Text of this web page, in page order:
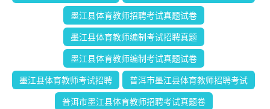
墨江县体育教师招聘考试真题试卷
墨江县体育教师编制考试招聘真题
墨江县体育教师编制考试真题试卷
墨江县体育教师考试招聘 普洱市墨江县体育教师招聘考试
普洱市墨江县体育教师招聘考试真题卷